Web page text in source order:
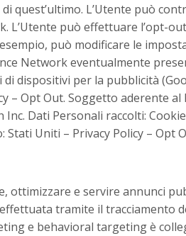
quest’ultimo. L’Utente può
. L’Utente può effettuare l’opt-
può modificare le
Network eventualmente
dispositivi per la pubblicità
– Opt Out. Soggetto aderente al
Dati Personali raccolti:
Stati Uniti – Privacy Policy – Opt
ottimizzare e servire annunci
tramite il tracciamento
e behavioral targeting è